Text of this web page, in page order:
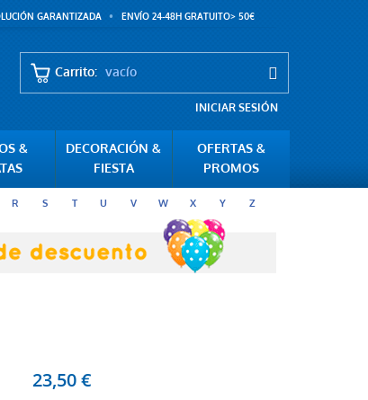
GARANTIZADA ENVÍO 24-48H GRATUITO> 50€
Carrito: vacío
INICIAR SESIÓN
&
DECORACIÓN &
FIESTA
OFERTAS &
PROMOS
R S T U V W X Y Z
23,50 €